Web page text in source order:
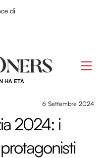
di
HA ETÀ
6 Settembre 2024
2024: i